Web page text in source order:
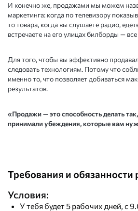
И конечно же, продажами мы можем
маркетинга: когда по телевизору
то товара, когда вы слушаете радио,
встречаете на его улицах билборды —
Для того, чтобы вы эффективно
следовать технологиям. Потому что
именно то, что позволяет добиваться
результатов.
«Продажи — это способность делать
принимали убеждения, которые вам
Требования и обязанности
Условия:
У тебя будет 5 рабочих дней, с